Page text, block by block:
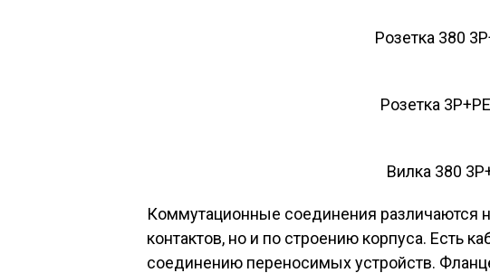
Розетка 380
Розетка
Вилка 380
Коммутационные соединения различаются
контактов, но и по строению корпуса. Есть
соединению переносимых устройств.